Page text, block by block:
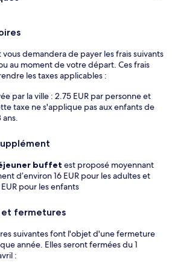
vous demandera de payer les frais suivants
au moment de votre départ. Ces frais
les taxes applicables :
par la ville : 2.75 EUR par personne et
taxe ne s'applique pas aux enfants de
ans.
buffet est proposé moyennant
d’environ 16 EUR pour les adultes et
pour les enfants
et fermetures
suivantes font l'objet d'une fermeture
année. Elles seront fermées du 1
: